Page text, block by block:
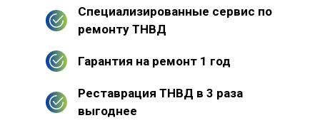
Специализированные сервис по
ремонту ТНВД
Гарантия на ремонт 1 год
Реставрация ТНВД в 3 раза
выгоднее